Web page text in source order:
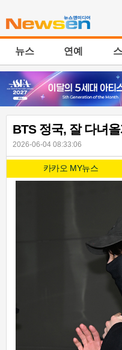
뉴스 연예
BTS 정국, 잘 다녀
2026-06-04 08:33:06
카카오 MY뉴스